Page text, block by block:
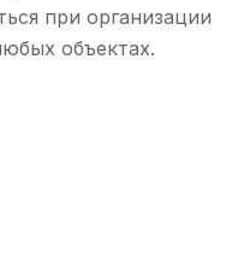
при организации
объектах.